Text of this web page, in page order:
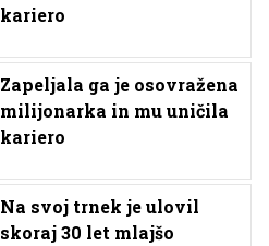
kariero
Zapeljala ga je osovražena
milijonarka in mu uničila
kariero
Na svoj trnek je ulovil
skoraj 30 let mlajšo